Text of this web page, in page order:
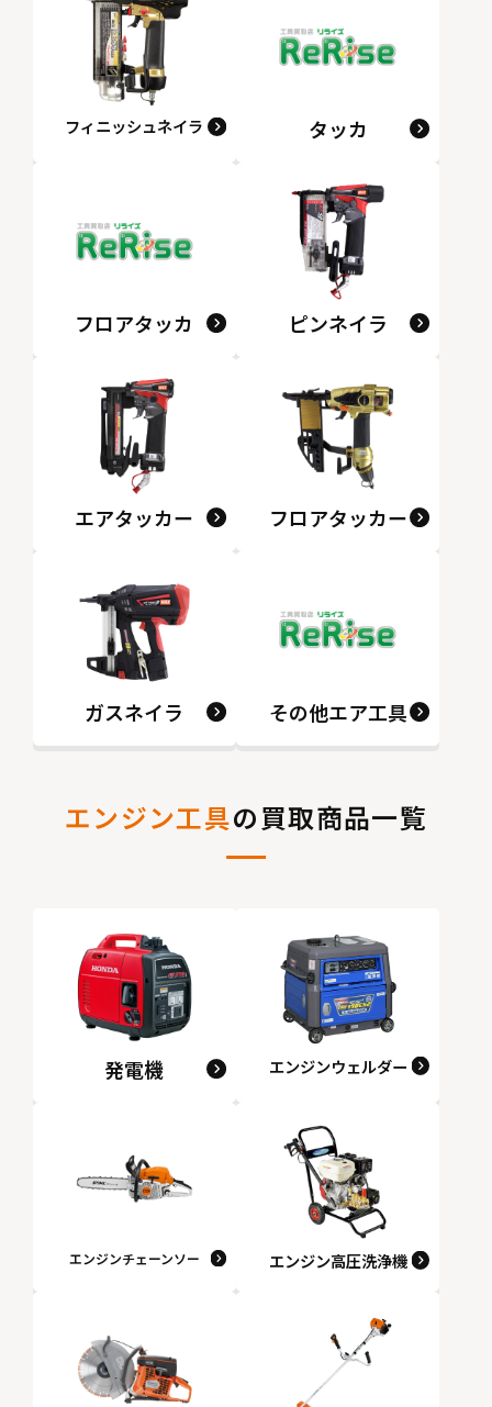
フィニッシュネイラ タッカ
フロアタッカ ピンネイラ
エアタッカー フロアタッカー
ガスネイラ その他エア工具
エンジン工具の買取商品一覧
発電機 エンジンウェルダー
エンジンチェーンソー エンジン高圧洗浄機